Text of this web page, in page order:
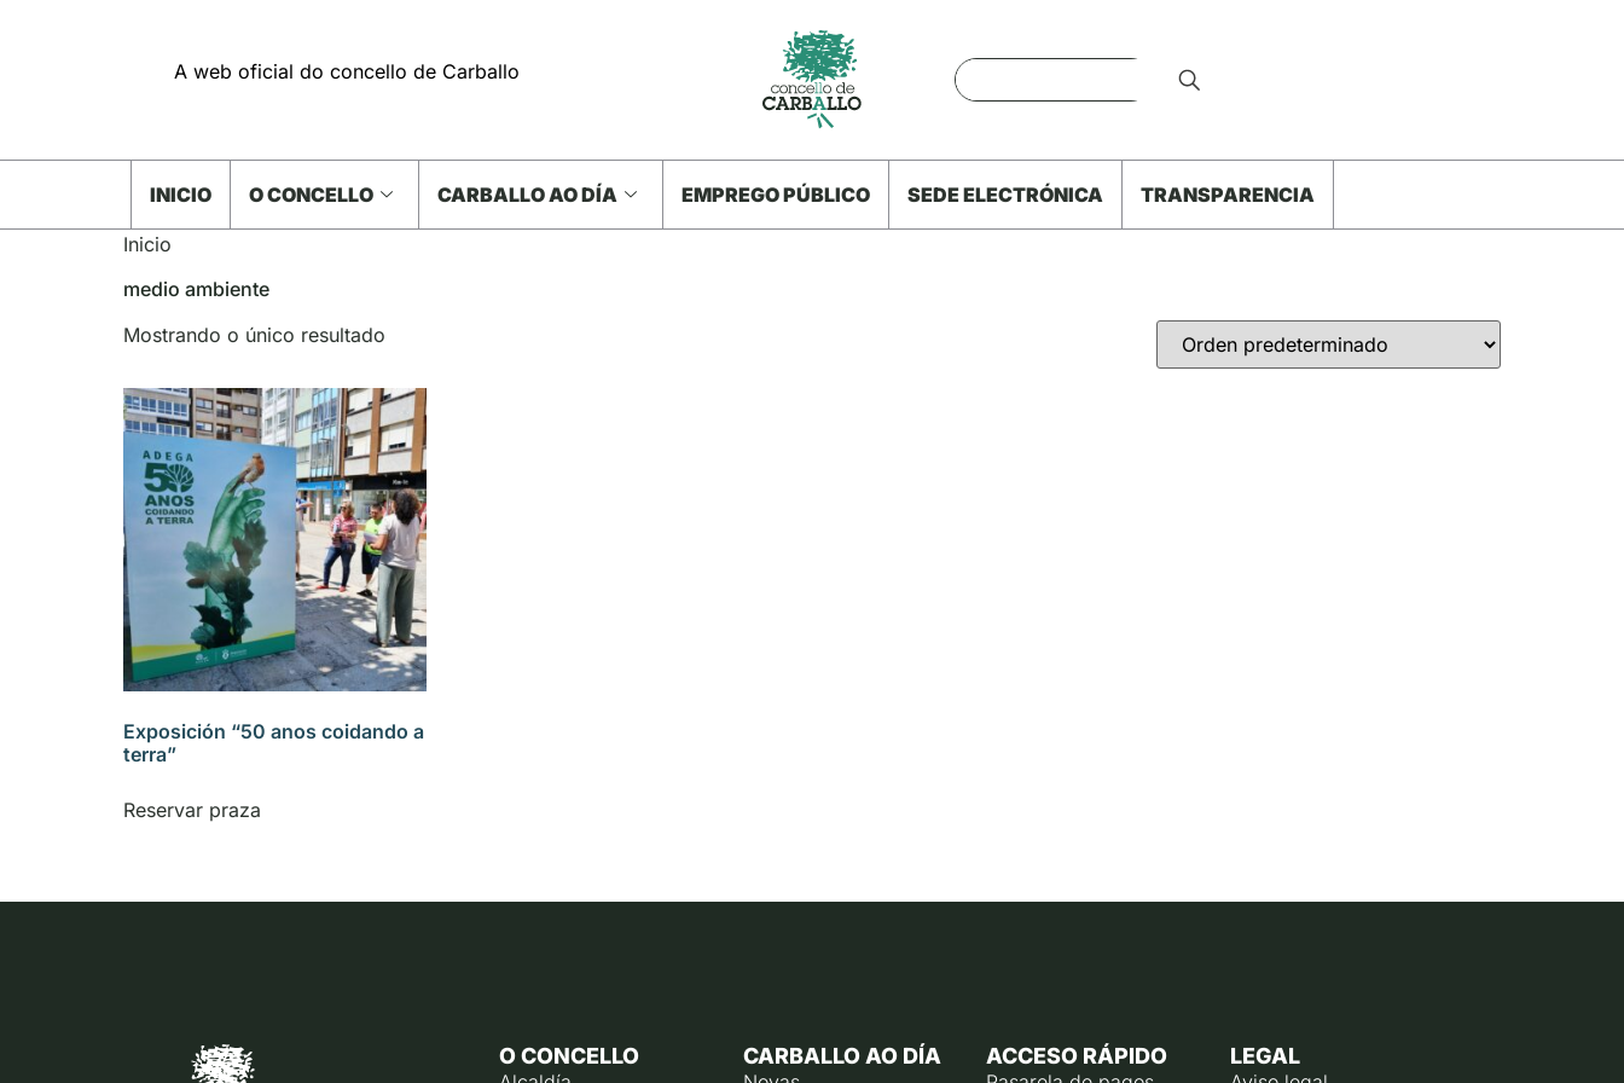
A web oficial do concello de Carballo
INICIO O CONCELLO CARBALLO AO DÍA EMPREGO PÚBLICO SEDE ELECTRÓNICA TRANSPARENCIA
Inicio
medio ambiente
Mostrando o único resultado
Exposición “50 anos coidando a
terra”
Reservar praza
O CONCELLO CARBALLO AO DÍA ACCESO RÁPIDO LEGAL